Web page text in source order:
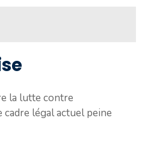
la lutte contre
légal actuel peine